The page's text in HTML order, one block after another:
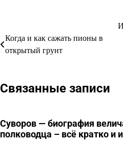
по
Когда и как сажать пионы в
открытый грунт
Связанные записи
Суворов — биография
полководца – всё кратко и